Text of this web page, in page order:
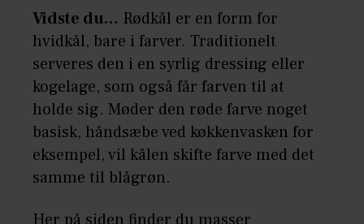
Vidste du… Rødkål er en form for
hvidkål, bare i farver. Traditionelt
serveres den i en syrlig dressing eller
kogelage, som også får farven til at
holde sig. Møder den røde farve noget
basisk, håndsæbe ved køkkenvasken for
eksempel, vil kålen skifte farve med det
samme til blågrøn.